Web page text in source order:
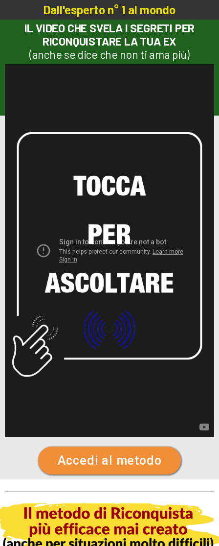
Dall'esperto n° 1 al mondo
IL VIDEO CHE SVELA I SEGRETI PER
RICONQUISTARE LA TUA EX
(anche se dice che non ti ama più)
Accedi al metodo